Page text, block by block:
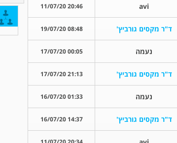
avi
20:46 11/07/20
ד"ר מקסים גורביץ' 08:48 19/07/20
נעמה 00:05 17/07/20
ד"ר מקסים גורביץ' 21:13 17/07/20
נעמה 01:33 16/07/20
ד"ר מקסים גורביץ' 14:37 16/07/20